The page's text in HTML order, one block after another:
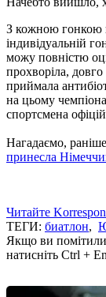
З кожною гонкою
індивідуальній
можу повністю
прохворіла,
приймала
на цьому
спортсмена
Нагадаємо,
принесла
Читайте
ТЕГИ: биатлон,
Якщо ви помітили
натисніть Ctrl +